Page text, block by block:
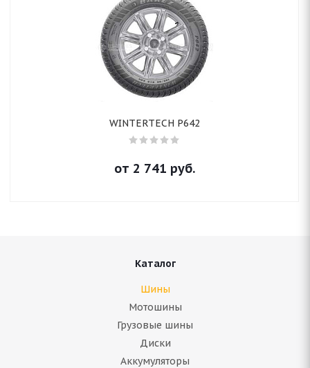
WINTERTECH P642
от 2 741 руб.
Каталог
Шины
Мотошины
Грузовые шины
Диски
Аккумуляторы